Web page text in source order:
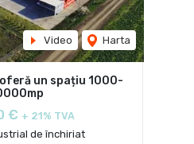
Video Harta
un spațiu 1000-
€ + 21% TVA
de închiriat